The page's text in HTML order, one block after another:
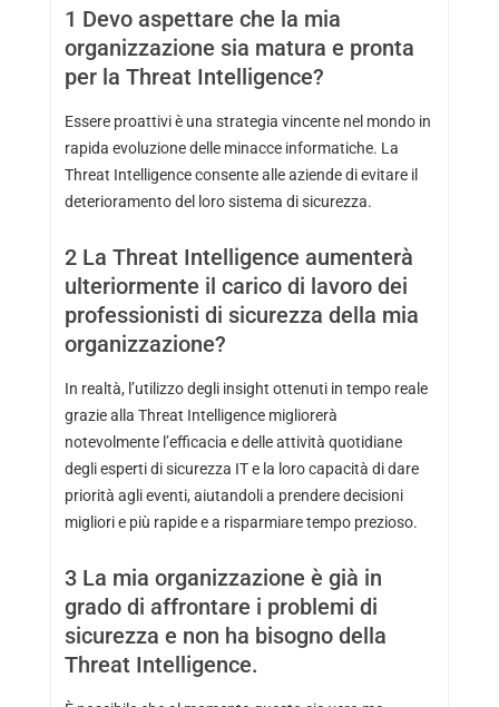
1 Devo aspettare che la mia
organizzazione sia matura e pronta
per la Threat Intelligence?
Essere proattivi è una strategia vincente nel mondo in
rapida evoluzione delle minacce informatiche. La
Threat Intelligence consente alle aziende di evitare il
deterioramento del loro sistema di sicurezza.
2 La Threat Intelligence aumenterà
ulteriormente il carico di lavoro dei
professionisti di sicurezza della mia
organizzazione?
In realtà, l’utilizzo degli insight ottenuti in tempo reale
grazie alla Threat Intelligence migliorerà
notevolmente l’efficacia e delle attività quotidiane
degli esperti di sicurezza IT e la loro capacità di dare
priorità agli eventi, aiutandoli a prendere decisioni
migliori e più rapide e a risparmiare tempo prezioso.
3 La mia organizzazione è già in
grado di affrontare i problemi di
sicurezza e non ha bisogno della
Threat Intelligence.